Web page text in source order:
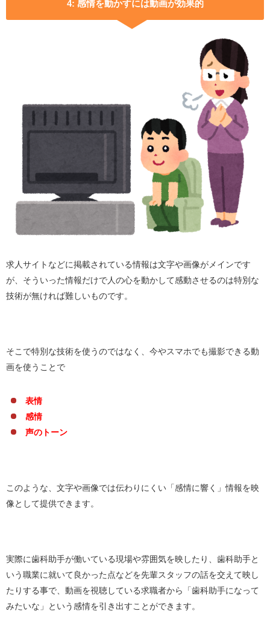
4: 感情を動かすには動画が効果的
求人サイトなどに掲載されている情報は文字や画像がメインです
が、そういった情報だけで人の心を動かして感動させるのは特別な
技術が無ければ難しいものです。
そこで特別な技術を使うのではなく、今やスマホでも撮影できる動
画を使うことで
表情
感情
声のトーン
このような、文字や画像では伝わりにくい「感情に響く」情報を映
像として提供できます。
実際に歯科助手が働いている現場や雰囲気を映したり、歯科助手と
いう職業に就いて良かった点などを先輩スタッフの話を交えて映し
たりする事で、動画を視聴している求職者から「歯科助手になって
みたいな」という感情を引き出すことができます。